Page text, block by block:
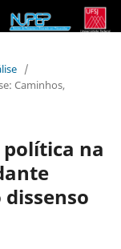
/
Caminhos,
na